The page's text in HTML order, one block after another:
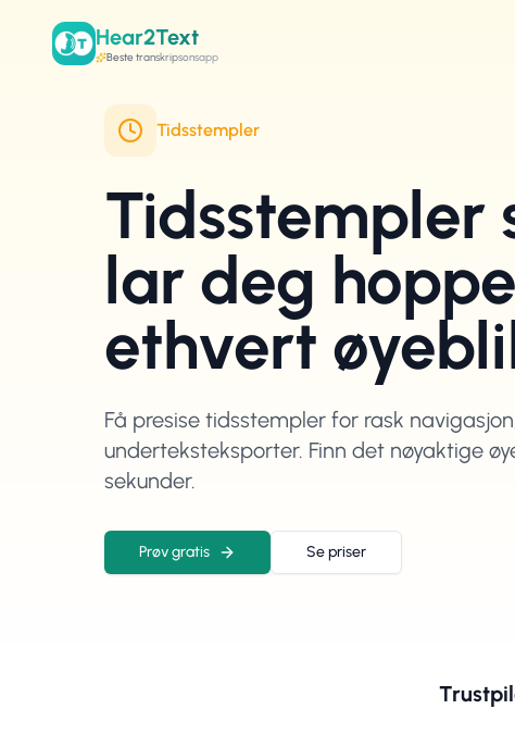
Hear2Text
Beste transkripsonsapp
Tidsstempler
Tidsstempler
lar deg
ethvert
Få presise tidsstempler for rask
underteksteksporter. Finn det nøyaktige
sekunder.
Prøv gratis Se priser